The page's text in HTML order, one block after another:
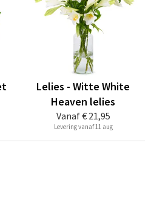
Vanaf€ 21,95
Lelies - Witte White
Heaven lelies
Levering vanaf 11 aug